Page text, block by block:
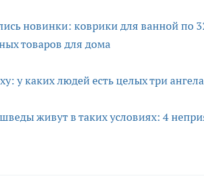
новинки: коврики для ванной по
товаров для дома
у каких людей есть целых три
живут в таких условиях: 4